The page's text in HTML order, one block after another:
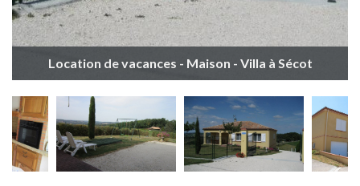
Location de vacances - Maison - Villa à Sécot